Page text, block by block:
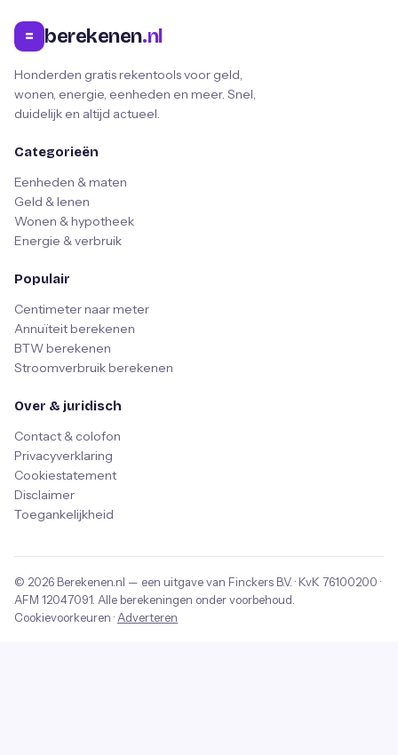
= berekenen.nl
Honderden gratis rekentools voor geld,
wonen, energie, eenheden en meer. Snel,
duidelijk en altijd actueel.
Categorieën
Eenheden & maten
Geld & lenen
Wonen & hypotheek
Energie & verbruik
Populair
Centimeter naar meter
Annuïteit berekenen
BTW berekenen
Stroomverbruik berekenen
Over & juridisch
Contact & colofon
Privacyverklaring
Cookiestatement
Disclaimer
Toegankelijkheid
© 2026 Berekenen.nl — een uitgave van Finckers B.V. · KvK 76100200 ·
AFM 12047091 . Alle berekeningen onder voorbehoud.
Cookievoorkeuren · Adverteren